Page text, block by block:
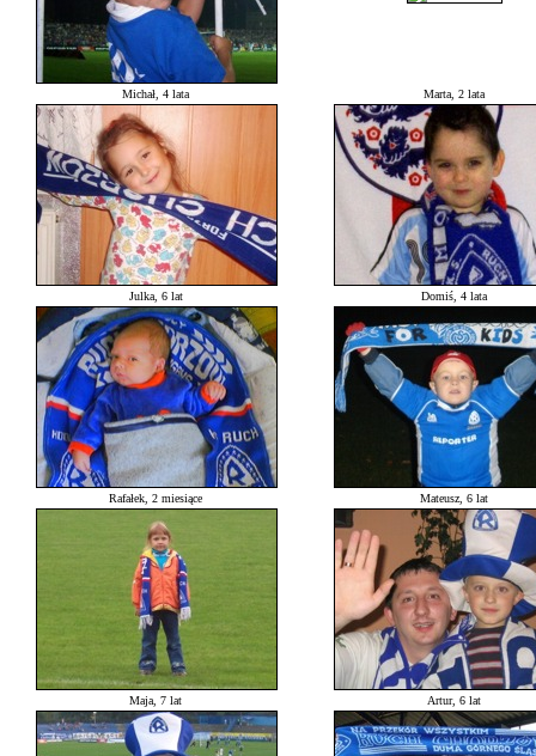
Michał, 4 lata Marta, 2 lata
Julka, 6 lat Domiś, 4 lata
Rafałek, 2 miesiące Mateusz, 6 lat
Maja, 7 lat Artur, 6 lat